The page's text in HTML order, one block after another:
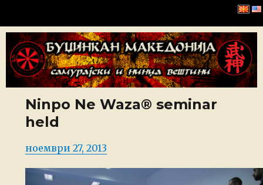
Буџинкан Македонија
Ninpo Ne Waza® seminar
held
Posted
ноември 27, 2013